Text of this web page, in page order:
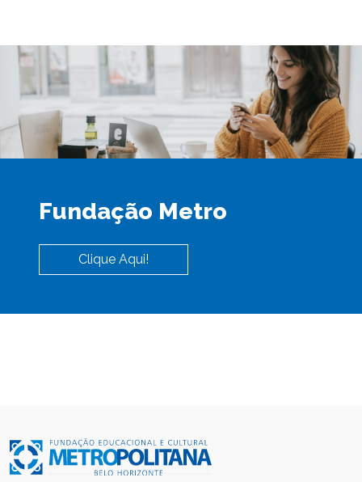
Fundação Metro
Clique Aqui!